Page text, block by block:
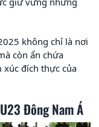
không chỉ là nơi
còn ẩn chứa
xúc đích thực của
Đông Nam Á